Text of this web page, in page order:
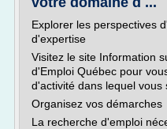
Explorer les perspectives
d'expertise
Visitez le site Information
d'Emploi Québec pour
d'activité dans lequel vous
Organisez vos démarches
La recherche d'emploi